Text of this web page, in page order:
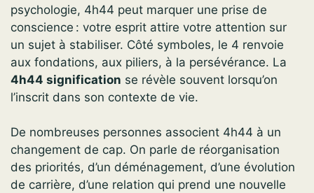
psychologie, 4h44 peut marquer une prise de
conscience : votre esprit attire votre attention sur
un sujet à stabiliser. Côté symboles, le 4 renvoie
aux fondations, aux piliers, à la persévérance. La
4h44 signification se révèle souvent lorsqu’on
l’inscrit dans son contexte de vie.
De nombreuses personnes associent 4h44 à un
changement de cap. On parle de réorganisation
des priorités, d’un déménagement, d’une évolution
de carrière, d’une relation qui prend une nouvelle